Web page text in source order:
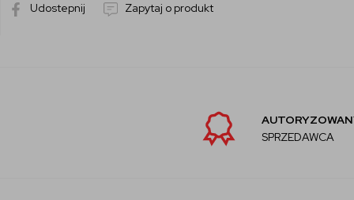
Udostepnij Zapytaj o produkt
AUTORYZOWANY
SPRZEDAWCA